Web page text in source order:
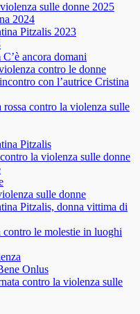
sulle donne 2025
2024
Pitzalis 2023
ancora domani
contro le donne
con l’autrice Cristina
rossa contro la violenza sulle
Pitzalis
la violenza sulle donne
sulle donne
Pitzalis, donna vittima di
contro le molestie in luoghi
Onlus
contro la violenza sulle